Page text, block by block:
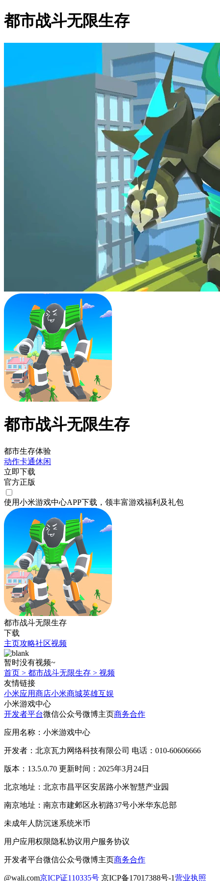
都市战斗无限生存
都市战斗无限生存
都市生存体验
动作卡通休闲
立即下载
官方正版
使用小米游戏中心APP下载 ，领丰富游戏福利 及礼包
都市战斗无限生存
下载
主页攻略社区视频
暂时没有视频~
首页 > 都市战斗无限生存 > 视频
友情链接
小米应用商店小米商城英雄互娱
小米游戏中心
开发者平台微信公众号微博主页商务合作
应用名称：小米游戏中心
开发者：北京瓦力网络科技有限公司 电话：010-60606666
版本：13.5.0.70 更新时间：2025年3月24日
北京地址：北京市昌平区安居路小米智慧产业园
南京地址：南京市建邺区永初路37号小米华东总部
未成年人防沉迷系统米币
用户应用权限隐私协议用户服务协议
开发者平台微信公众号微博主页商务合作
@wali.com京ICP证110335号 京ICP备17017388号-1营业执照